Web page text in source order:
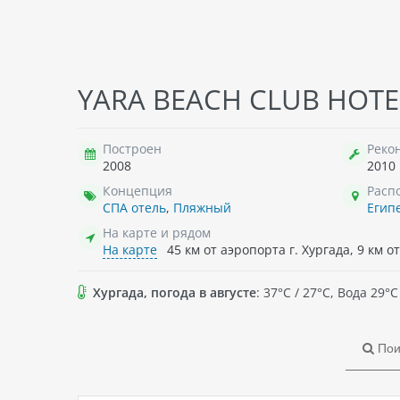
YARA BEACH CLUB
Построен
2008
2010
Концепция
СПА отель, Пляжный
На карте и рядом
На карте 45 км от аэропорта г. Хургада, 9 км
Хургада, погода в августе: 37°C / 27°C, Вода
Египет, Отель состоит из двух 3-
этажных зданий. Всего 106 номеров.
639 009
₸ - 2026-08-14 , 6 ноч. , 2 взр.
→подробнее о туре
→